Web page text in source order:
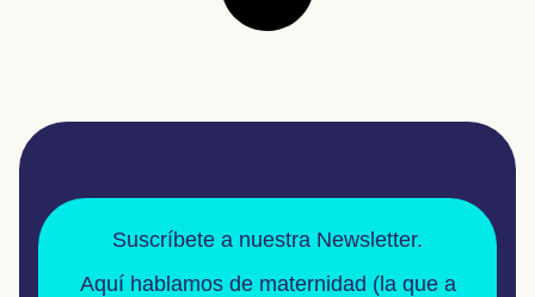
Suscríbete a nuestra Newsletter.
Aquí hablamos de maternidad (la que a